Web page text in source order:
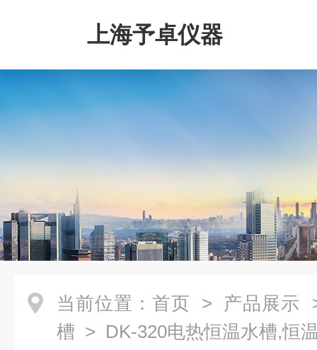
上海予卓仪器
当前位置： 首页 > 产品展示
槽 > DK-320电热恒温水槽,恒